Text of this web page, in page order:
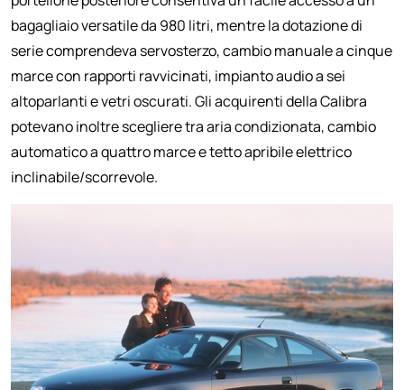
bagagliaio versatile da 980 litri, mentre la dotazione di
serie comprendeva servosterzo, cambio manuale a cinque
marce con rapporti ravvicinati, impianto audio a sei
altoparlanti e vetri oscurati. Gli acquirenti della Calibra
potevano inoltre scegliere tra aria condizionata, cambio
automatico a quattro marce e tetto apribile elettrico
inclinabile/scorrevole.